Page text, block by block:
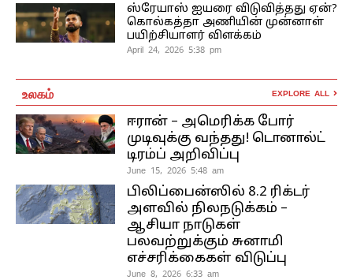
ஸ்ரேயாஸ் ஐயரை விடுவித்தது ஏன்?
கொல்கத்தா அணியின் முன்னாள்
பயிற்சியாளர் விளக்கம்
April 24, 2026 5:38 pm
உலகம் EXPLORE ALL
ஈரான் – அமெரிக்க போர்
முடிவுக்கு வந்தது! டொனால்ட்
டிரம்ப் அறிவிப்பு
June 15, 2026 5:48 am
பிலிப்பைன்ஸில் 8.2 ரிக்டர்
அளவில் நிலநடுக்கம் –
ஆசியா நாடுகள்
பலவற்றுக்கும் சுனாமி
எச்சரிக்கைகள் விடுப்பு
June 8, 2026 6:33 am